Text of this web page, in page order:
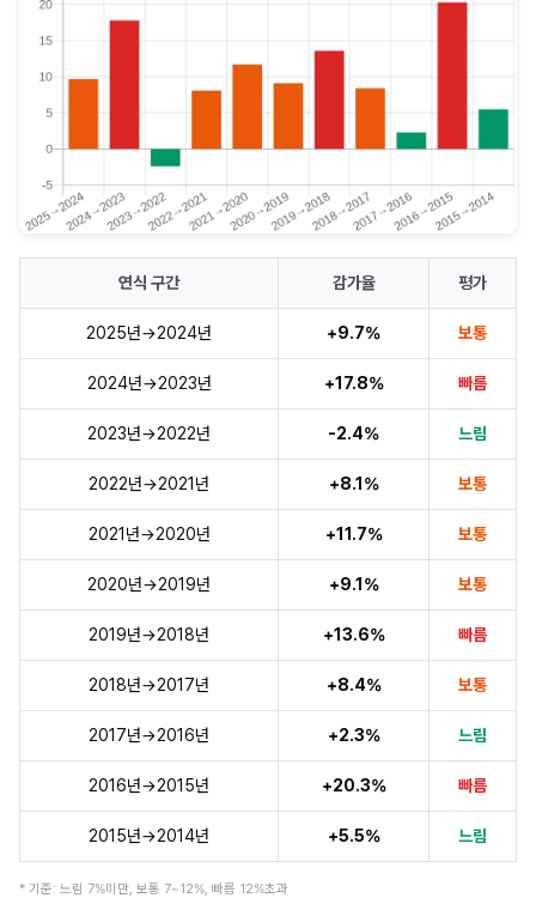
연식 구간 감가율 평가
2025년→2024년 +9.7% 보통
2024년→2023년 +17.8% 빠름
2023년→2022년 -2.4% 느림
2022년→2021년 +8.1% 보통
2021년→2020년 +11.7% 보통
2020년→2019년 +9.1% 보통
2019년→2018년 +13.6% 빠름
2018년→2017년 +8.4% 보통
2017년→2016년 +2.3% 느림
2016년→2015년 +20.3% 빠름
2015년→2014년 +5.5% 느림
* 기준: 느림 7%미만, 보통 7~12%, 빠름 12%초과